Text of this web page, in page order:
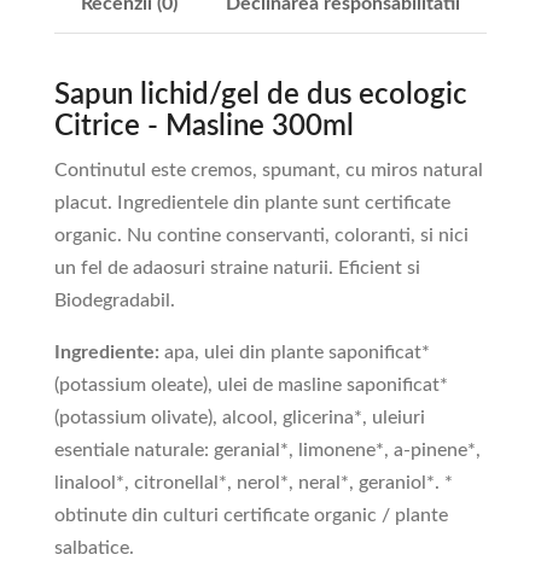
Sapun lichid/gel de dus ecologic
Citrice - Masline 300ml
Continutul este cremos, spumant, cu miros natural
placut. Ingredientele din plante sunt certificate
organic. Nu contine conservanti, coloranti, si nici
un fel de adaosuri straine naturii. Eficient si
Biodegradabil.
Ingrediente: apa, ulei din plante saponificat*
(potassium oleate), ulei de masline saponificat*
(potassium olivate), alcool, glicerina*, uleiuri
esentiale naturale: geranial*, limonene*, a-pinene*,
linalool*, citronellal*, nerol*, neral*, geraniol*. *
obtinute din culturi certificate organic / plante
salbatice.